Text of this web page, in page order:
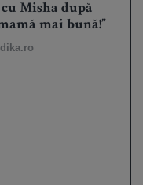
Misha după
mai bună!”